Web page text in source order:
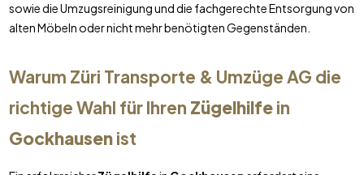
sowie die Umzugsreinigung und die fachgerechte Entsorgung von
alten Möbeln oder nicht mehr benötigten Gegenständen.
Warum Züri Transporte & Umzüge AG die
richtige Wahl für Ihren Zügelhilfein
Gockhausenist